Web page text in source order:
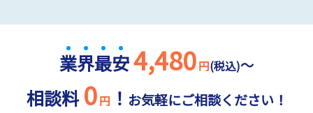
業界最安4,480円(税込)～
相談料 0 円 ！ お気軽にご相談ください！